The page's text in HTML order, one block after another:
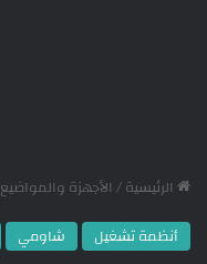
الرئيسية/ الأجهزة والمواضيع
أنظمة تشغيل
شاومي